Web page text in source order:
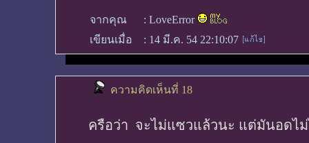
จากคุณ : LoveError
เขียนเมื่อ
: 14 มี.ค. 54 22:10:07
ความคิดเห็นที่ 18
ครือว่า จะไม่แซวแล้วนะ แต่มันอดไ